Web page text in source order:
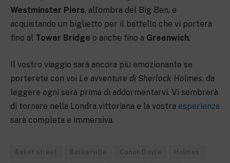
Westminster Piers, all’ombra del Big Ben, e
acquistando un biglietto per il battello che vi porterà
fino al Tower Bridge o anche fino a Greenwich.
Il vostro viaggio sarà ancora più emozionante se
porterete con voi Le avventure di Sherlock Holmes, da
leggere ogni sera prima di addormentarvi. Vi sembrerà
di tornare nella Londra vittoriana e la vostra esperienza
sarà completa e immersiva.
Baker street Baskerville Conan Doyle Holmes